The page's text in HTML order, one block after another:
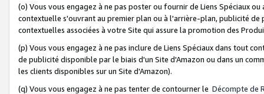
(o) Vous vous engagez à ne pas poster ou fournir de Liens Spéciaux
contextuelle s'ouvrant au premier plan ou à l'arrière-plan, publicité
contextuelles associées à votre Site qui assure la promotion des
(p) Vous vous engagez à ne pas inclure de Liens Spéciaux dans tout
de publicité disponible par le biais d'un Site d'Amazon ou dans un
les clients disponibles sur un Site d'Amazon).
(q) Vous vous engagez à ne pas tenter de contourner le Décompte de